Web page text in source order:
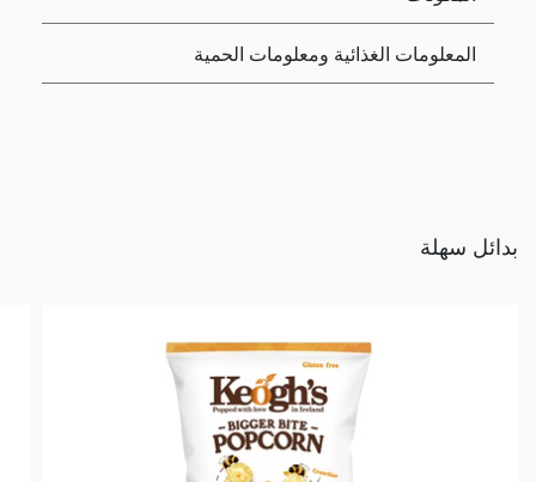
المعلومات الغذائية ومعلومات الحمية
بدائل سهلة